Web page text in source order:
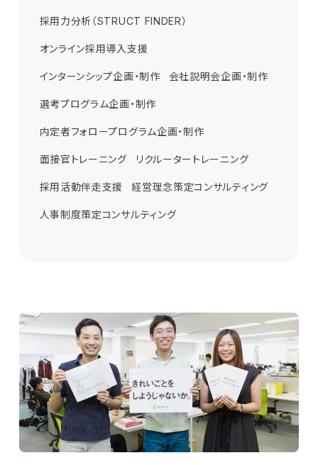
採用力分析（STRUCT FINDER）
オンライン採用導入支援
インターンシップ企画・制作 会社説明会企画・制作
選考プログラム企画・制作
内定者フォロープログラム企画・制作
面接官トレーニング リクルータートレーニング
採用活動伴走支援 経営理念策定コンサルティング
人事制度策定コンサルティング
コーポレートサイト企画・制作
会社パンフレット企画・制作